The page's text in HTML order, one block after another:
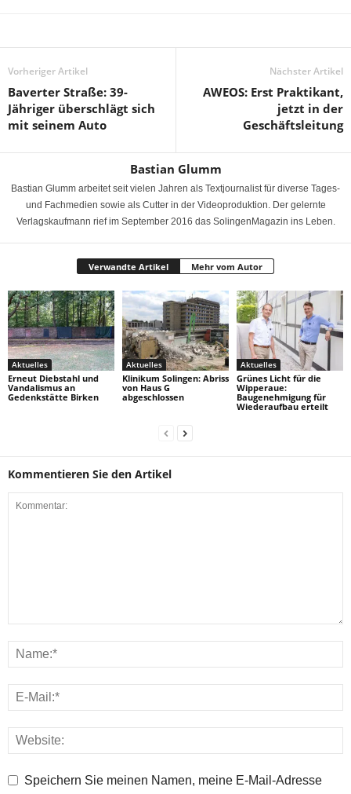
Vorheriger Artikel
Baverter Straße: 39-
Jähriger überschlägt sich
mit seinem Auto
Nächster Artikel
AWEOS: Erst Praktikant,
jetzt in der
Geschäftsleitung
Bastian Glumm
Bastian Glumm arbeitet seit vielen Jahren als Textjournalist für diverse Tages-
und Fachmedien sowie als Cutter in der Videoproduktion. Der gelernte
Verlagskaufmann rief im September 2016 das SolingenMagazin ins Leben.
Verwandte Artikel Mehr vom Autor
Aktuelles
Erneut Diebstahl und
Vandalismus an
Gedenkstätte Birken
Aktuelles
Klinikum Solingen: Abriss
von Haus G
abgeschlossen
Aktuelles
Grünes Licht für die
Wipperaue:
Baugenehmigung für
Wiederaufbau erteilt
Kommentieren Sie den Artikel
Speichern Sie meinen Namen, meine E-Mail-Adresse